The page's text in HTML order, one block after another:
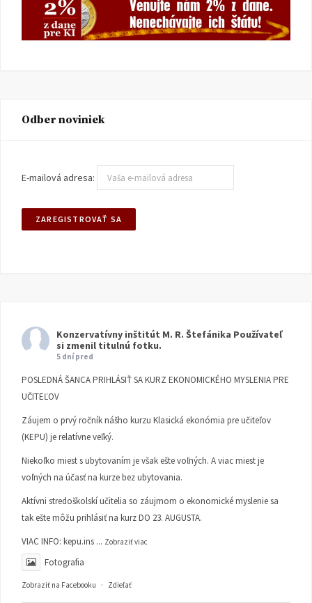
Odber noviniek
E-mailová adresa:
Konzervatívny inštitút M. R. Štefánika Používateľ
si zmenil titulnú fotku.
5 dní pred
POSLEDNÁ ŠANCA PRIHLÁSIŤ SA KURZ EKONOMICKÉHO MYSLENIA PRE
UČITEĽOV
Záujem o prvý ročník nášho kurzu Klasická ekonómia pre učiteľov
(KEPU) je relatívne veľký.
Niekoľko miest s ubytovaním je však ešte voľných. A viac miest je
voľných na účasť na kurze bez ubytovania.
Aktívni stredoškolskí učitelia so záujmom o ekonomické myslenie sa
tak ešte môžu prihlásiť na kurz DO 23. AUGUSTA.
VIAC INFO: kepu.ins ... Zobraziť viac
Fotografia
Zobraziť na Facebooku · Zdieľať